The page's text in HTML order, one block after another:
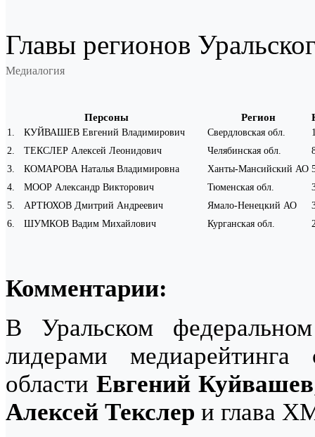
Главы регионов
Медиалогия
Персоны Регион
1. КУЙВАШЕВ Евгений Владимирович Свердловская обл.
2. ТЕКСЛЕР Алексей Леонидович Челябинская обл.
3. КОМАРОВА Наталья Владимировна Ханты-Мансийский АО
4. МООР Александр Викторович Тюменская обл.
5. АРТЮХОВ Дмитрий Андреевич Ямало-Ненецкий АО
6. ШУМКОВ Вадим Михайлович Курганская обл.
Комментарии:
В Уральском
лидерами медиарейтинга
областиЕвгений Куйвашев
Алексей Текслер и глава